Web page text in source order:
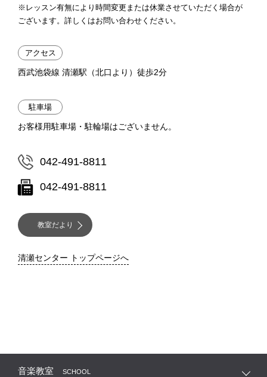
※レッスン有無により時間変更または休業させていただく場合が
ございます。詳しくはお問い合わせください。
アクセス
西武池袋線 清瀬駅（北口より）徒歩2分
駐車場
お客様用駐車場・駐輪場はございません。
042-491-8811
042-491-8811
教室だより
清瀬センター トップページへ
音楽教室 SCHOOL